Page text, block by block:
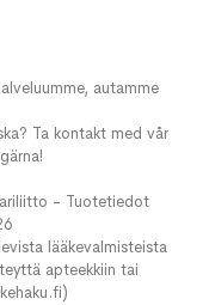
autamme
Ta kontakt med vår
- Tuotetiedot
lääkevalmisteista
apteekkiin tai